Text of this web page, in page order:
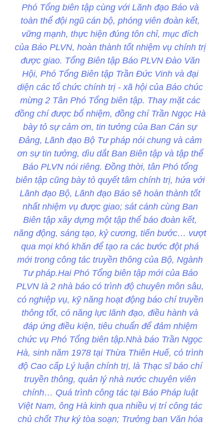
Phó Tổng biên tập cùng với Lãnh đạo Báo và
toàn thể đội ngũ cán bộ, phóng viên đoàn kết,
vững mạnh, thực hiện đúng tôn chỉ, mục đích
của Báo PLVN, hoàn thành tốt nhiệm vụ chính trị
được giao. Tổng Biên tập Báo PLVN Đào Văn
Hội, Phó Tổng Biên tập Trần Đức Vinh và đại
diện các tổ chức chính trị - xã hội của Báo chúc
mừng 2 Tân Phó Tổng biên tập. Thay mặt các
đồng chí được bổ nhiệm, đồng chí Trần Ngọc Hà
bày tỏ sự cảm ơn, tin tưởng của Ban Cán sự
Đảng, Lãnh đạo Bộ Tư pháp nói chung và cảm
ơn sự tin tưởng, dìu dắt Ban Biên tập và tập thể
Báo PLVN nói riêng. Đồng thời, tân Phó tổng
biên tập cũng bày tỏ quyết tâm chính trị, hứa với
Lãnh đạo Bộ, Lãnh đạo Báo sẽ hoàn thành tốt
nhất nhiệm vụ được giao; sát cánh cùng Ban
Biên tập xây dựng một tập thể báo đoàn kết,
năng động, sáng tạo, kỷ cương, tiến bước… vượt
qua mọi khó khăn để tạo ra các bước đột phá
mới trong công tác truyền thông của Bộ, Ngành
Tư pháp.Hai Phó Tổng biên tập mới của Báo
PLVN là 2 nhà báo có trình độ chuyên môn sâu,
có nghiệp vụ, kỹ năng hoạt động báo chí truyền
thông tốt, có năng lực lãnh đạo, điều hành và
đáp ứng điều kiện, tiêu chuẩn để đảm nhiệm
chức vụ Phó Tổng biên tập.Nhà báo Trần Ngọc
Hà, sinh năm 1978 tại Thừa Thiên Huế, có trình
độ Cao cấp Lý luận chính trị, là Thạc sĩ báo chí
truyền thông, quản lý nhà nước chuyên viên
chính… Quá trình công tác tại Báo Pháp luật
Việt Nam, ông Hà kinh qua nhiều vị trí công tác
chủ chốt Thư ký tòa soạn; Trưởng ban Văn hóa